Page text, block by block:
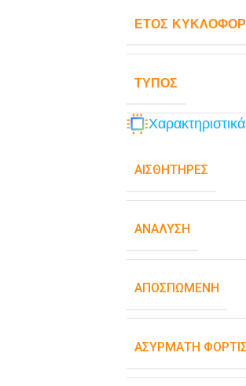
ΈΤΟΣ
ΤΎΠΟΣ
Χαρακτηριστικά
ΑΙΣΘΗΤΉΡΕΣ
ΑΝΆΛΥΣΗ
ΑΠΟΣΠΏΜΕΝΗ
ΑΣΎΡΜΑΤΗ